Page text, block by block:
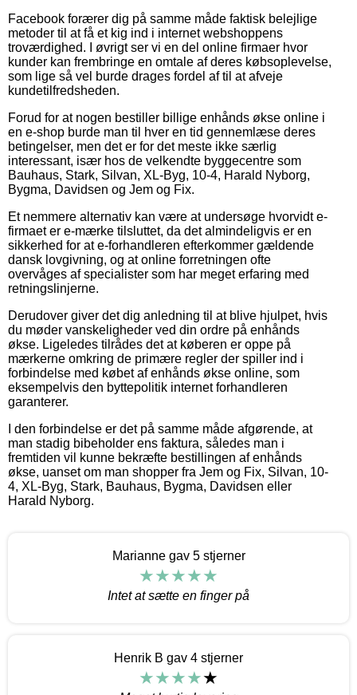
Facebook forærer dig på samme måde faktisk belejlige
metoder til at få et kig ind i internet webshoppens
troværdighed. I øvrigt ser vi en del online firmaer hvor
kunder kan frembringe en omtale af deres købsoplevelse,
som lige så vel burde drages fordel af til at afveje
kundetilfredsheden.
Forud for at nogen bestiller billige enhånds økse online i
en e-shop burde man til hver en tid gennemlæse deres
betingelser, men det er for det meste ikke særlig
interessant, især hos de velkendte byggecentre som
Bauhaus, Stark, Silvan, XL-Byg, 10-4, Harald Nyborg,
Bygma, Davidsen og Jem og Fix.
Et nemmere alternativ kan være at undersøge hvorvidt e-
firmaet er e-mærke tilsluttet, da det almindeligvis er en
sikkerhed for at e-forhandleren efterkommer gældende
dansk lovgivning, og at online forretningen ofte
overvåges af specialister som har meget erfaring med
retningslinjerne.
Derudover giver det dig anledning til at blive hjulpet, hvis
du møder vanskeligheder ved din ordre på enhånds
økse. Ligeledes tilrådes det at køberen er oppe på
mærkerne omkring de primære regler der spiller ind i
forbindelse med købet af enhånds økse online, som
eksempelvis den byttepolitik internet forhandleren
garanterer.
I den forbindelse er det på samme måde afgørende, at
man stadig bibeholder ens faktura, således man i
fremtiden vil kunne bekræfte bestillingen af enhånds
økse, uanset om man shopper fra Jem og Fix, Silvan, 10-
4, XL-Byg, Stark, Bauhaus, Bygma, Davidsen eller
Harald Nyborg.
Marianne gav 5 stjerner
Intet at sætte en finger på
Henrik B gav 4 stjerner